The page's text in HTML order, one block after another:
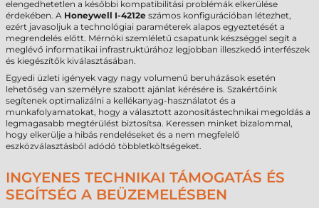
elengedhetetlen a későbbi kompatibilitási problémák elkerülése
érdekében. A Honeywell I-4212e számos konfigurációban létezhet,
ezért javasoljuk a technológiai paraméterek alapos egyeztetését a
megrendelés előtt. Mérnöki szemléletű csapatunk készséggel segít a
meglévő informatikai infrastruktúrához legjobban illeszkedő interfészek
és kiegészítők kiválasztásában.
Egyedi üzleti igények vagy nagy volumenű beruházások esetén
lehetőség van személyre szabott ajánlat kérésére is. Szakértőink
segítenek optimalizálni a kellékanyag-használatot és a
munkafolyamatokat, hogy a választott azonosítástechnikai megoldás a
legmagasabb megtérülést biztosítsa. Keressen minket bizalommal,
hogy elkerülje a hibás rendeléseket és a nem megfelelő
eszközválasztásból adódó többletköltségeket.
INGYENES TECHNIKAI TÁMOGATÁS ÉS
SEGÍTSÉG A BEÜZEMELÉSBEN